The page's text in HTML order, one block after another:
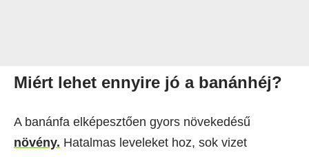
Miért lehet ennyire jó a banánhéj?
A banánfa elképesztően gyors növekedésű
növény. Hatalmas leveleket hoz, sok vizet